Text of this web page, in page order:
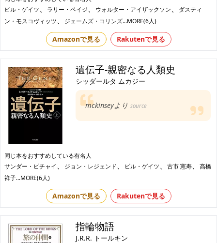
ビル・ゲイツ、 ラリー・ペイジ、 ウォルター・アイザックソン、
ダスティ
ン・モスコヴィッツ、 ジェームズ・コリンズ...MORE(6人)
Amazonで見る Rakutenで見る
遺伝子‐親密なる人類史
シッダールタ ムカジー
mckinseyよりsource
同じ本をおすすめしている有名人
サンダー・ピチャイ 、 ジョン・レジェンド、 ビル・ゲイツ、 古市 憲寿、
高橋
祥子...MORE(6人)
Amazonで見る Rakutenで見る
指輪物語
J.R.R. トールキン